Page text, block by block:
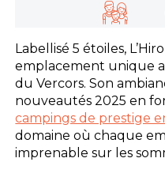
Labellisé 5 étoiles,
emplacement unique
du Vercors. Son
nouveautés 2025 en
campings de prestige
domaine où chaque
imprenable sur les